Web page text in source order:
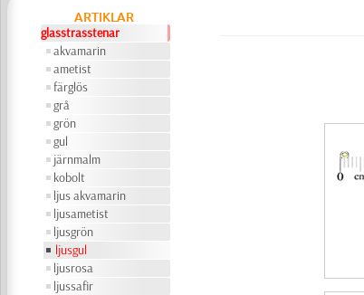
ARTIKLAR
glasstrasstenar
akvamarin
ametist
färglös
grå
grön
gul
järnmalm
kobolt
ljus akvamarin
ljusametist
ljusgrön
ljusgul
ljusrosa
ljussafir